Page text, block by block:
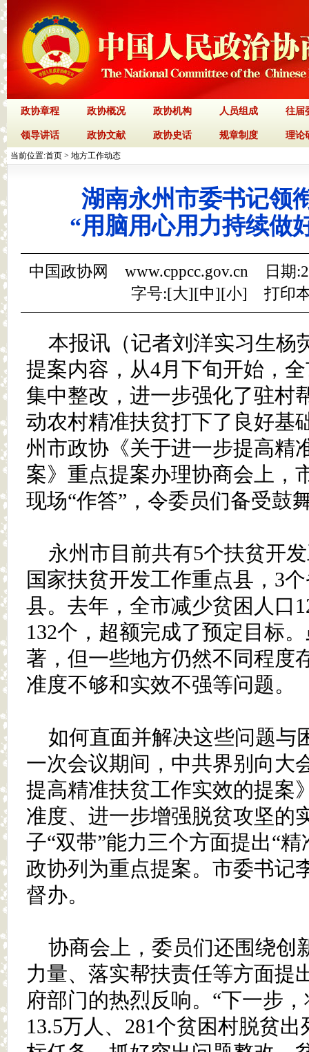
政协章程 政协概况 政协机构 人员组成 往届
领导讲话 政协文献 政协史话 规章制度 理论
当前位置:首页 > 地方工作动态
湖南永州市委书记领
“用脑用心用力持续做
中国政协网 www.cppcc.gov.cn 日期
字号:[大][中][小] 打印
本报讯（记者刘洋实习生杨
提案内容，从4月下旬开始，
集中整改，进一步强化了驻
动农村精准扶贫打下了良好基
州市政协《关于进一步提高精
案》重点提案办理协商会上，
现场“作答”，令委员们备受鼓
永州市目前共有5个扶贫开
国家扶贫开发工作重点县，3
县。去年，全市减少贫困人口
132个，超额完成了预定目标
著，但一些地方仍然不同程度
准度不够和实效不强等问题。
如何直面并解决这些问题与
一次会议期间，中共界别向大
提高精准扶贫工作实效的提案
准度、进一步增强脱贫攻坚的
子“双带”能力三个方面提出“
政协列为重点提案。市委书记
督办。
协商会上，委员们还围绕创
力量、落实帮扶责任等方面提
府部门的热烈反响。“下一步
13.5万人、281个贫困村脱贫